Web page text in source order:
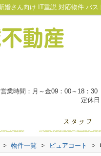
営業時間：月～金09：00～18：
定休
> 物件一覧 > ピュアコート >